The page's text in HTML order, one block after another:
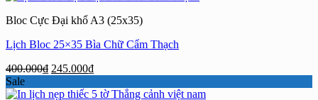
Bloc Cực Đại khổ A3 (25x35)
Lịch Bloc 25×35 Bìa Chữ Cẩm Thạch
400.000₫ Giá
là:
245.000₫Giá
tại
Sale